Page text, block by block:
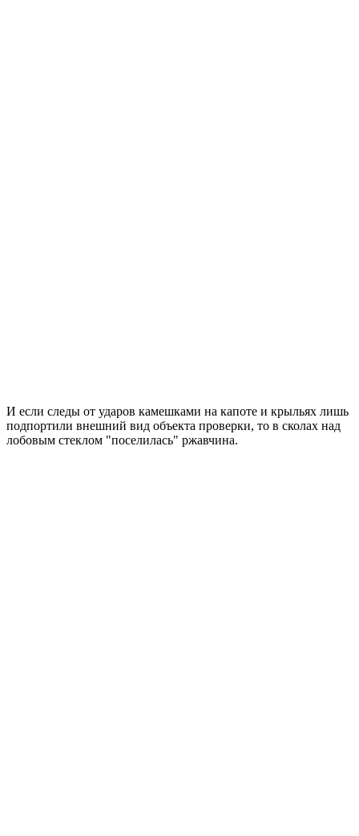
И если следы от ударов камешками на капоте и крыльях лишь
подпортили внешний вид объекта проверки, то в сколах над
лобовым стеклом "поселилась" ржавчина.